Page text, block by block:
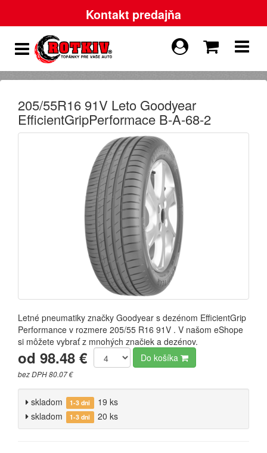
Kontakt predajňa
205/55R16 91V Leto Goodyear
EfficientGripPerformace B-A-68-2
Letné pneumatiky značky Goodyear s dezénom EfficientGrip
Performance v rozmere 205/55 R16 91V . V našom eShope
si môžete vybrať z mnohých značiek a dezénov.
od 98.48 €
bez DPH 80.07 €
Do košíka
skladom 1-3 dni
19 ks
skladom
1-3 dni 20 ks